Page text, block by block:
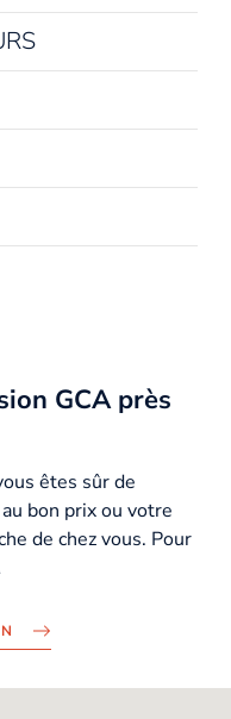
GCA près
êtes sûr de
bon prix ou votre
de chez vous. Pour